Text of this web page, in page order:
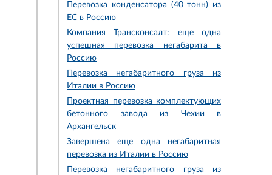
Перевозка конденсатора (40 тонн) из
ЕС в Россию
Компания Трансконсалт: еще одна
успешная перевозка негабарита в
Россию
Перевозка негабаритного груза из
Италии в Россию
Проектная перевозка комплектующих
бетонного завода из Чехии в
Архангельск
Завершена еще одна негабаритная
перевозка из Италии в Россию
Перевозка негабаритного груза из